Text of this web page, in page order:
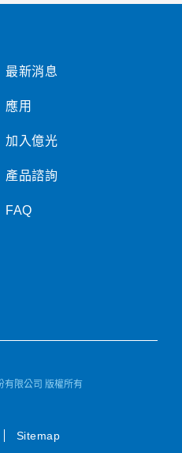
最新消息
應用
加入億光
產品諮詢
FAQ
限公司 版權所有
Sitemap